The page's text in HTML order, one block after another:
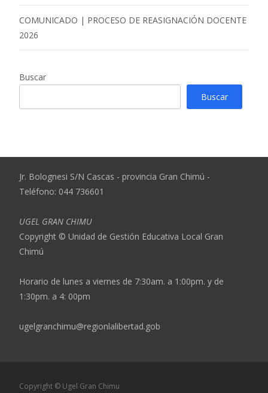
COMUNICADO | PROCESO DE REASIGNACIÓN DOCENTE
2026
Buscar
Buscar
Jr. Bolognesi S/N Cascas - provincia Gran Chimú -
Teléfono: 044 736601
UGEL GRAN CHIMU
Copyright © Unidad de Gestión Educativa Local Gran
Chimú
Horario de lunes a viernes de 7:30am. a 1:00pm. y de
1:30pm. a 4: 00pm
ugelgranchimu@regionlalibertad.gob
Copyright © Ugel Gran Chimu